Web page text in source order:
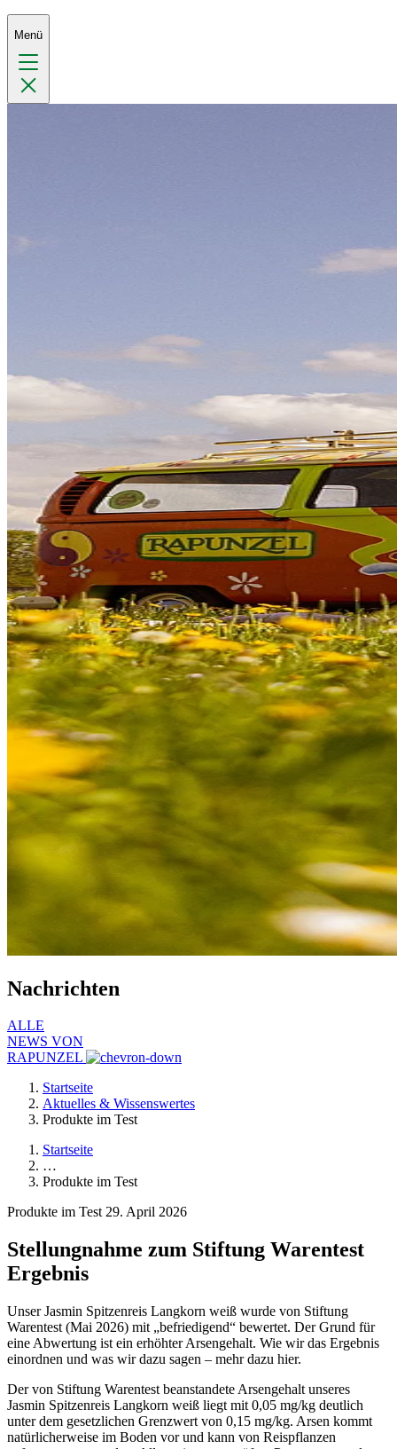
Menü
Nachrichten
ALLE
NEWS VON
RAPUNZEL
Startseite
Aktuelles & Wissenswertes
Produkte im Test
Startseite
…
Produkte im Test
Produkte im Test29. April 2026
Stellungnahme zum Stiftung Warentest
Ergebnis
Unser Jasmin Spitzenreis Langkorn weiß wurde von Stiftung
Warentest (Mai 2026) mit „befriedigend“ bewertet. Der Grund für
eine Abwertung ist ein erhöhter Arsengehalt. Wie wir das Ergebnis
einordnen und was wir dazu sagen – mehr dazu hier.
Der von Stiftung Warentest beanstandete Arsengehalt unseres
Jasmin Spitzenreis Langkorn weiß liegt mit 0,05 mg/kg deutlich
unter dem gesetzlichen Grenzwert von 0,15 mg/kg. Arsen kommt
natürlicherweise im Boden vor und kann von Reispflanzen